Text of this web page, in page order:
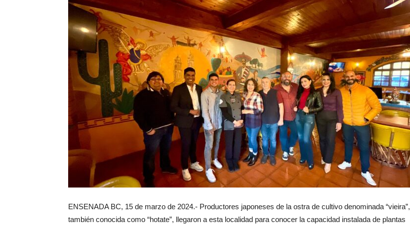
ENSENADA BC, 15 de marzo de 2024.- Productores japoneses de la ostra de cultivo denominada “vieira”,
también conocida como “hotate”, llegaron a esta localidad para conocer la capacidad instalada de plantas